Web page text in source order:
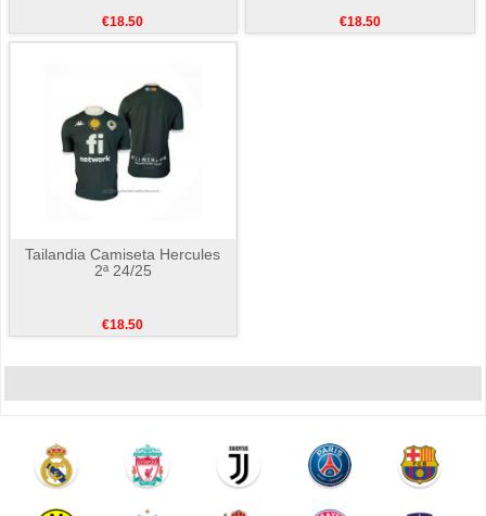
€18.50 €18.50
Tailandia Camiseta Hercules
2ª 24/25
€18.50